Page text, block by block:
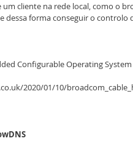
cliente na rede local, como o
forma conseguir o controlo
Configurable Operating System
2020/01/10/
DNS